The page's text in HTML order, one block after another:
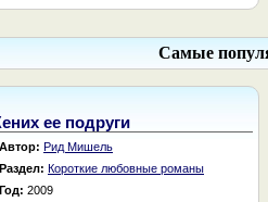
Самые
ее подруги
Автор: Рид Мишель
Раздел: Короткие любовные романы
Год: 2009